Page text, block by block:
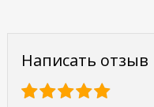
Написать отзыв